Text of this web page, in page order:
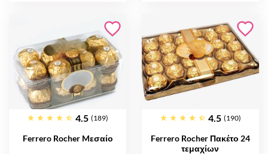
4.5 (189)
Ferrero Rocher Mεσαίο
4.5 (190)
Ferrero Rocher Πακέτο 24
τεμαχίων